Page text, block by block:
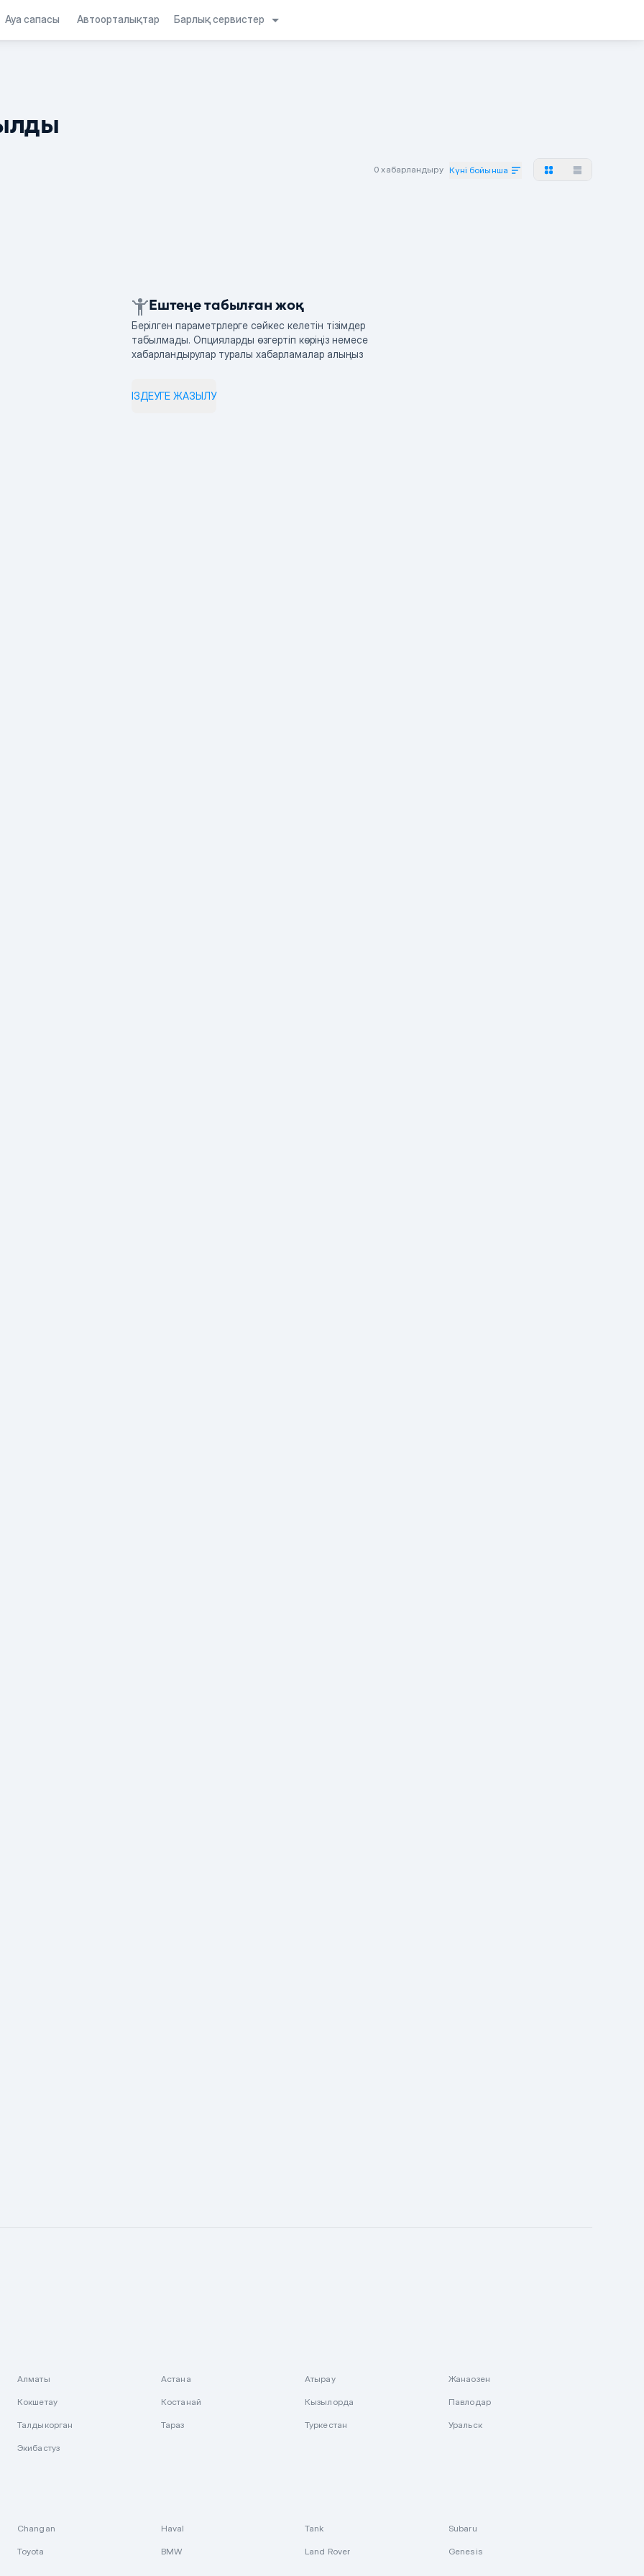
Ауа сапасы Автоорталықтар Барлық сервистер
0 хабарландыру Күні бойынша
Ештеңе табылған жоқ
Берілген параметрлерге сәйкес келетін тізімдер
табылмады. Опцияларды өзгертіп көріңіз немесе
хабарландырулар туралы хабарламалар алыңыз
ІЗДЕУГЕ ЖАЗЫЛУ
Алматы Астана Атырау Жанаозен
Кокшетау Костанай Кызылорда Павлодар
Талдыкорган Тараз Туркестан Уральск
Экибастуз
Changan Haval Tank Subaru
Toyota BMW Land Rover Genesis